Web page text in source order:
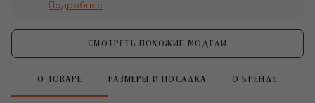
Подробнее
СМОТРЕТЬ ПОХОЖИЕ МОДЕЛИ
О ТОВАРЕ РАЗМЕРЫ И ПОСАДКА О БРЕНДЕ